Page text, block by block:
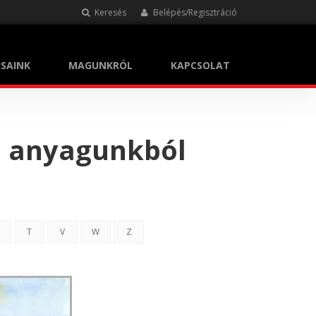
Keresés Belépés/Regisztráció
MAGUNKRÓL KAPCSOLAT
T V W Z